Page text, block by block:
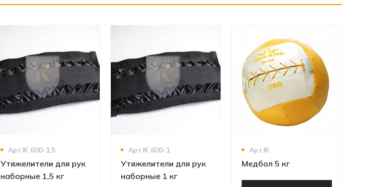
Арт.IK 600-1,5
Утяжелители для рук
наборные 1,5 кг
Арт.IK 600-1
Утяжелители для рук
наборные 1 кг
Арт.IK
Медбол 5 кг